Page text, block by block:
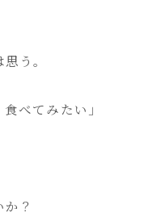
う。
べてみたい」
？